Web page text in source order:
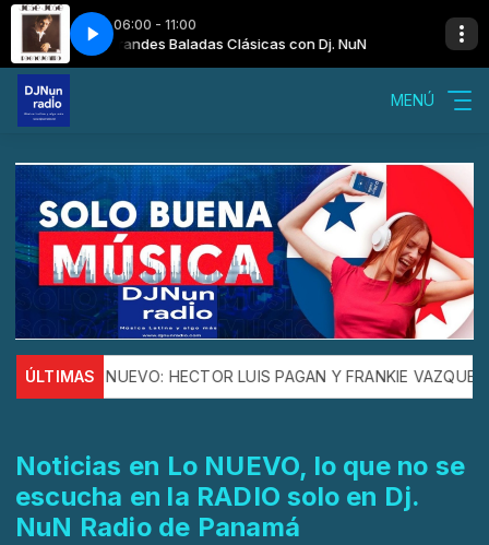
06:00 - 11:00
NuN Grandes Baladas Clásicas con Dj. NuN
José José - Gavilán o Paloma
MENÚ
ÚLTIMAS
NUEVO: HECTOR LUIS PAGAN Y FRANKIE VAZQUEZ nos
Noticias en Lo NUEVO, lo que no se
escucha en la RADIO solo en Dj.
NuN Radio de Panamá